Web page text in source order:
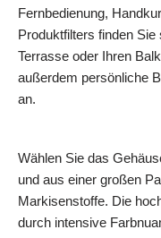
Fernbedienung,
Produktfilters finden
Terrasse oder Ihren
außerdem persönliche
an.
Wählen Sie das
und aus einer großen
Markisenstoffe. Die
durch intensive